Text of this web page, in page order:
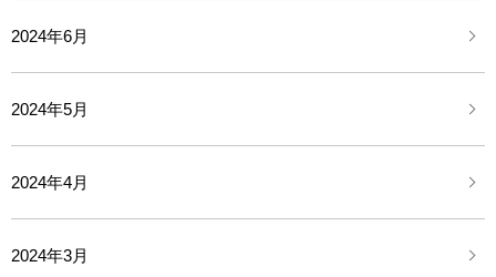
2024年6月
2024年5月
2024年4月
2024年3月